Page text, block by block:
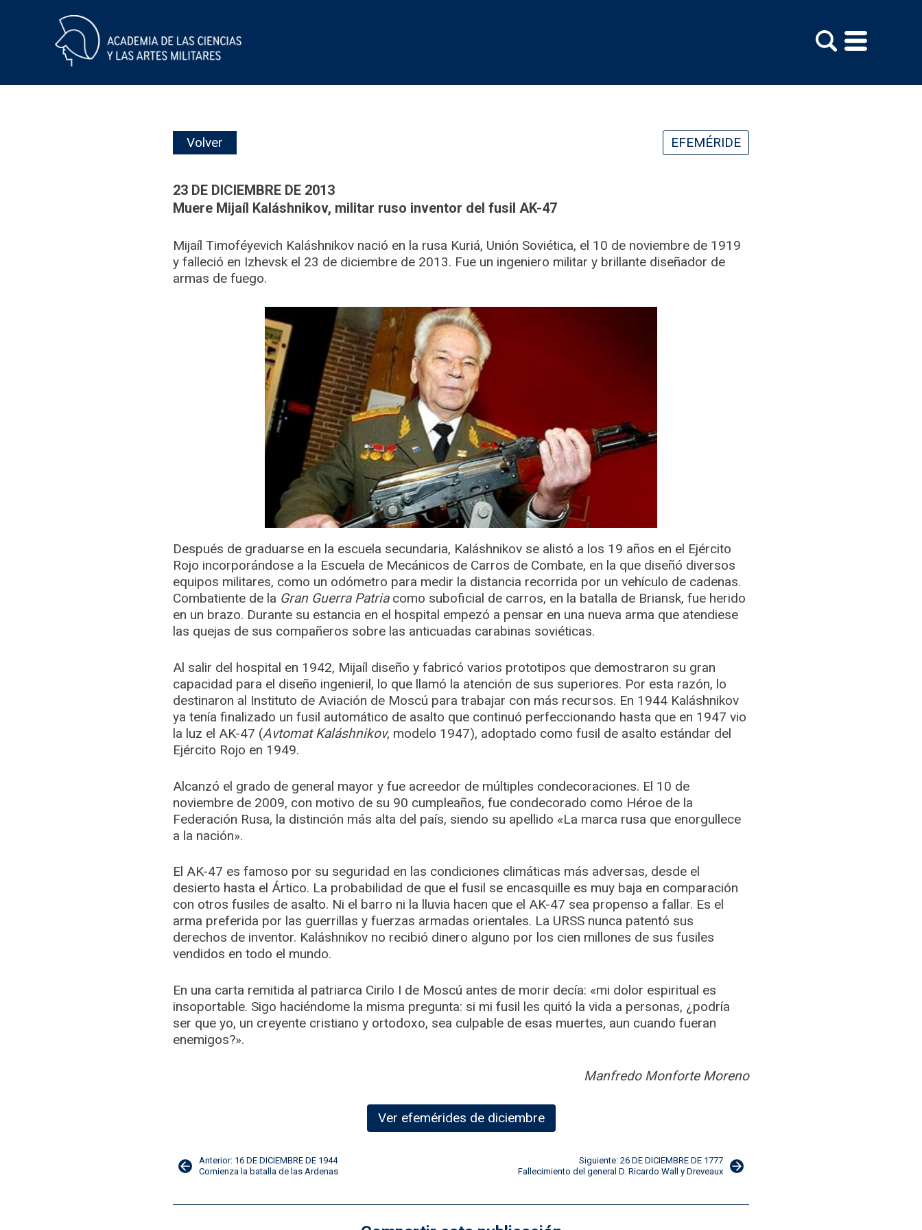
Volver EFEMÉRIDE
23 DE DICIEMBRE DE 2013
Muere Mijaíl Kaláshnikov, militar ruso inventor del fusil AK-47
Mijaíl Timoféyevich Kaláshnikov nació en la rusa Kuriá, Unión Soviética, el 10 de noviembre de 1919
y falleció en Izhevsk el 23 de diciembre de 2013. Fue un ingeniero militar y brillante diseñador de
armas de fuego.
Después de graduarse en la escuela secundaria, Kaláshnikov se alistó a los 19 años en el Ejército
Rojo incorporándose a la Escuela de Mecánicos de Carros de Combate, en la que diseñó diversos
equipos militares, como un odómetro para medir la distancia recorrida por un vehículo de cadenas.
Combatiente de la Gran Guerra Patriacomo suboficial de carros, en la batalla de Briansk, fue herido
en un brazo. Durante su estancia en el hospital empezó a pensar en una nueva arma que atendiese
las quejas de sus compañeros sobre las anticuadas carabinas soviéticas.
Al salir del hospital en 1942, Mijaíl diseño y fabricó varios prototipos que demostraron su gran
capacidad para el diseño ingenieril, lo que llamó la atención de sus superiores. Por esta razón, lo
destinaron al Instituto de Aviación de Moscú para trabajar con más recursos. En 1944 Kaláshnikov
ya tenía finalizado un fusil automático de asalto que continuó perfeccionando hasta que en 1947 vio
la luz el AK-47 (Avtomat Kaláshnikov, modelo 1947), adoptado como fusil de asalto estándar del
Ejército Rojo en 1949.
Alcanzó el grado de general mayor y fue acreedor de múltiples condecoraciones. El 10 de
noviembre de 2009, con motivo de su 90 cumpleaños, fue condecorado como Héroe de la
Federación Rusa, la distinción más alta del país, siendo su apellido «La marca rusa que enorgullece
a la nación».
El AK-47 es famoso por su seguridad en las condiciones climáticas más adversas, desde el
desierto hasta el Ártico. La probabilidad de que el fusil se encasquille es muy baja en comparación
con otros fusiles de asalto. Ni el barro ni la lluvia hacen que el AK-47 sea propenso a fallar. Es el
arma preferida por las guerrillas y fuerzas armadas orientales. La URSS nunca patentó sus
derechos de inventor. Kaláshnikov no recibió dinero alguno por los cien millones de sus fusiles
vendidos en todo el mundo.
En una carta remitida al patriarca Cirilo I de Moscú antes de morir decía: «mi dolor espiritual es
insoportable. Sigo haciéndome la misma pregunta: si mi fusil les quitó la vida a personas, ¿podría
ser que yo, un creyente cristiano y ortodoxo, sea culpable de esas muertes, aun cuando fueran
enemigos?».
Manfredo Monforte Moreno
Ver efemérides de diciembre
Navegación
Anterior: 16 DE DICIEMBRE DE 1944
Comienza la batalla de las Ardenas
Siguiente: 26 DE DICIEMBRE DE 1777
Fallecimiento del general D. Ricardo Wall y Dreveaux